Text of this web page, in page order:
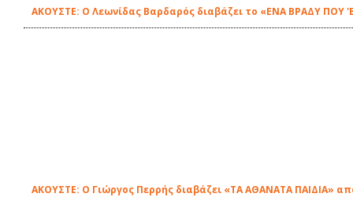
ΑΚΟΥΣΤΕ: Ο Λεωνίδας Βαρδαρός διαβάζει το «ΕΝΑ ΒΡΑΔΥ ΠΟΥ
ΑΚΟΥΣΤΕ: Ο Γιώργος Περρής διαβάζει «ΤΑ ΑΘΑΝΑΤΑ ΠΑΙΔΙΑ»